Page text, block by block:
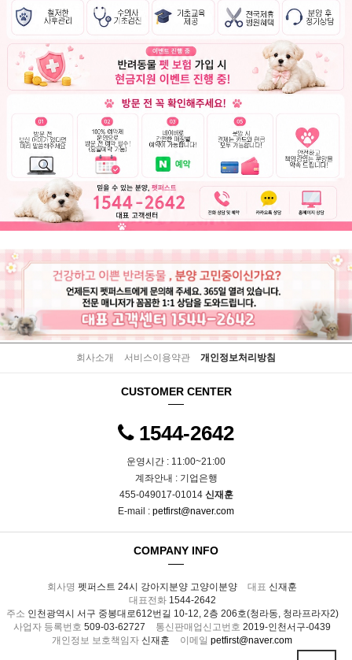
회사소개 서비스이용약관 개인정보처리방침
CUSTOMER CENTER
1544-2642
운영시간 : 11:00~21:00
계좌안내 : 기업은행
455-049017-01014 신재훈
E-mail : petfirst@naver.com
COMPANY INFO
회사명 펫퍼스트 24시 강아지분양 고양이분양 대표 신재훈
대표전화1544-2642
주소 인천광역시 서구 중봉대로612번길 10-12, 2층 206호(청라동, 청라프라자2)
사업자 등록번호 509-03-62727 통신판매업신고번호 2019-인천서구-0439
개인정보 보호책임자 신재훈 이메일 petfirst@naver.com